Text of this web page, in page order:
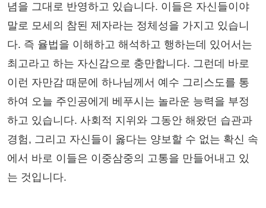
념을 그대로 반영하고 있습니다. 이들은 자신들이야
말로 모세의 참된 제자라는 정체성을 가지고 있습니
다. 즉 율법을 이해하고 해석하고 행하는데 있어서는
최고라고 하는 자신감으로 충만합니다. 그런데 바로
이런 자만감 때문에 하나님께서 예수 그리스도를 통
하여 오늘 주인공에게 베푸시는 놀라운 능력을 부정
하고 있습니다. 사회적 지위와 그동안 해왔던 습관과
경험, 그리고 자신들이 옳다는 양보할 수 없는 확신 속
에서 바로 이들은 이중삼중의 고통을 만들어내고 있
는 것입니다.